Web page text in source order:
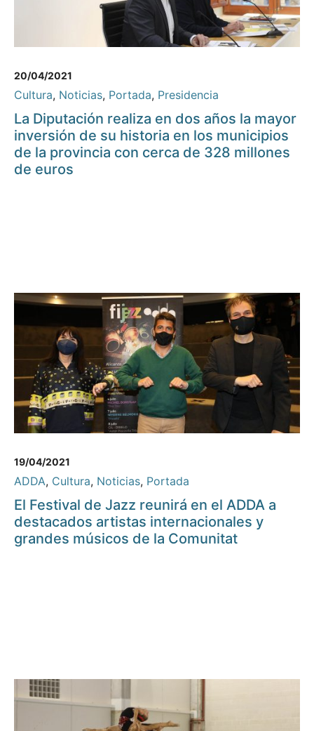
20/04/2021
Cultura, Noticias, Portada, Presidencia
La Diputación realiza en dos años la mayor
inversión de su historia en los municipios
de la provincia con cerca de 328 millones
de euros
19/04/2021
ADDA, Cultura, Noticias, Portada
El Festival de Jazz reunirá en el ADDA a
destacados artistas internacionales y
grandes músicos de la Comunitat